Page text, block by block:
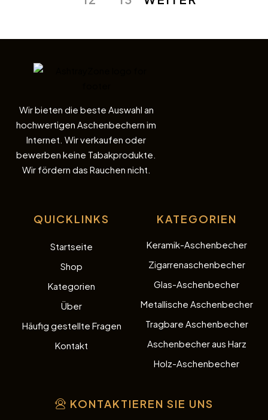
QUICKLINKS
Startseite
Shop
Kategorien
Über
Häufig gestellte Fragen
Kontakt
KATEGORIEN
Keramik-Aschenbecher
Zigarrenaschenbecher
Glas-Aschenbecher
Metallische Aschenbecher
Tragbare Aschenbecher
Aschenbecher aus Harz
Holz-Aschenbecher
Wir bieten die beste Auswahl an
hochwertigen Aschenbechern im
Internet. Wir verkaufen oder
bewerben keine Tabakprodukte.
Wir fördern das Rauchen nicht.
KONTAKTIEREN SIE UNS